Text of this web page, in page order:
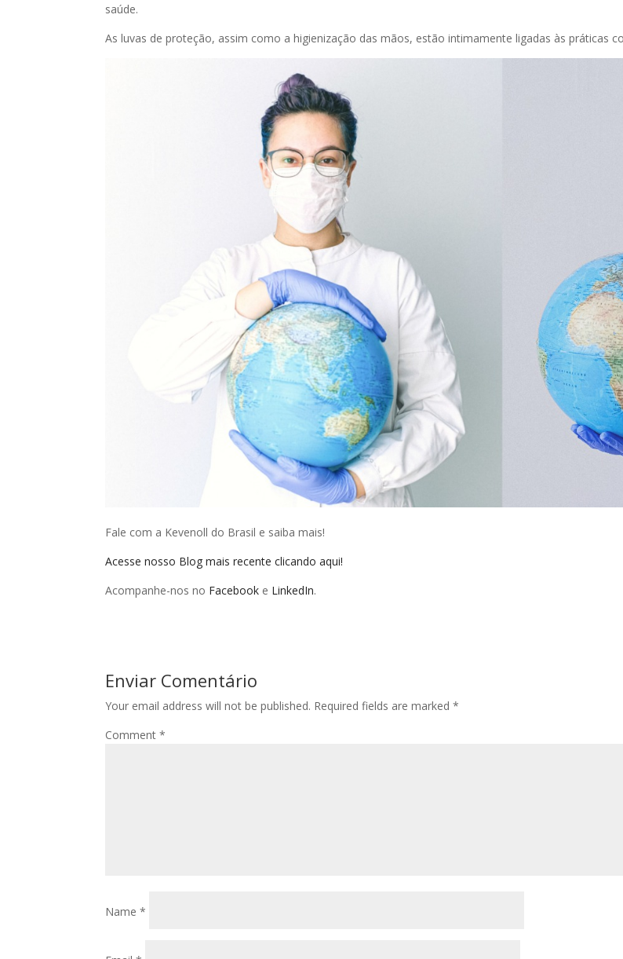
saúde.
As luvas de proteção, assim como a higienização das mãos, estão intimamente ligadas às práticas
Fale com a Kevenoll do Brasil e saiba mais!
Acesse nosso Blog mais recente clicando aqui!
Acompanhe-nos no Facebook e LinkedIn.
Enviar Comentário
Your email address will not be published. Required fields are marked*
Comment*
Name*